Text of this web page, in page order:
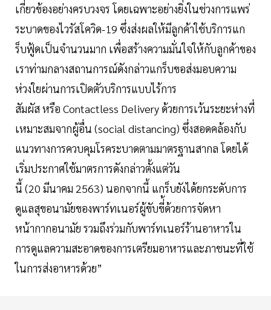
เกี่ยวข้องอย่างครบวงจร โดยเฉพาะอย่างยิ่งในช่วงการแพร่
ระบาดของไวรัสโควิด-19 ซึ่งส่งผลให้มีลูกค้าใช้บริการแก
ร็บฟู้ดเป็นจำนวนมาก เพื่อสร้างความมั่นใจให้กับลูกค้าของ
เราท่ามกลางสถานการณ์ดังกล่าวแกร็บขอส่งมอบความ
ห่วงใยผ่านการเปิดตัวบริการแบบไร้การ
สัมผัส หรือ Contactless Delivery ด้วยการเว้นระยะห่างที่
เหมาะสมจากผู้อื่น (social distancing) ซึ่งสอดคล้องกับ
แนวทางการควบคุมโรคระบาดตามมาตรฐานสากล โดยได้
เริ่มประกาศใช้มาตรการดังกล่าวตั้งแต่วัน
นี้ (20 มีนาคม 2563) นอกจากนี้ แกร็บยังได้ยกระดับการ
ดูแลสุขอนามัยของพาร์ทเนอร์ผู้ขับขี่้ด้วยการจัดหา
หน้ากากอนามัย รวมถึงร่วมกับพาร์ทเนอร์ร้านอาหารใน
การดูแลความสะอาดของการเตรียมอาหารและภาชนะที่ใช้
ในการส่งอาหารด้วย”